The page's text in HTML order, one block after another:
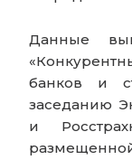
Данные
банков и
заседанию
и